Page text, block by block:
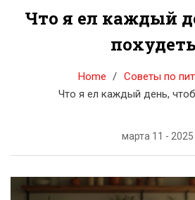
Что я ел каждый
Home
Советы по
Что я ел каждый день,
марта 11 - 2025